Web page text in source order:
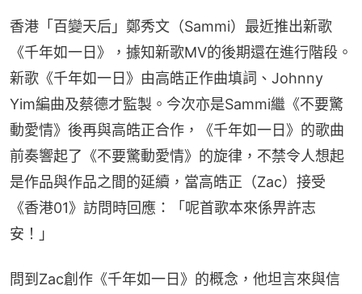
香港「百變天后」鄭秀文（Sammi）最近推出新歌
《千年如一日》，據知新歌MV的後期還在進行階段。
新歌《千年如一日》由高皓正作曲填詞、Johnny
Yim編曲及蔡德才監製。今次亦是Sammi繼《不要驚
動愛情》後再與高皓正合作，《千年如一日》的歌曲
前奏響起了《不要驚動愛情》的旋律，不禁令人想起
是作品與作品之間的延續，當高皓正（Zac）接受
《香港01》訪問時回應：「呢首歌本來係畀許志
安！」
問到Zac創作《千年如一日》的概念，他坦言來與信